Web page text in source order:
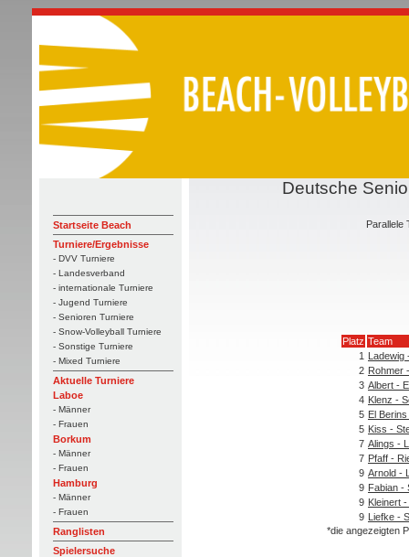
Startseite Beach
Turniere/Ergebnisse
- DVV Turniere
- Landesverband
- internationale Turniere
- Jugend Turniere
- Senioren Turniere
- Snow-Volleyball Turniere
- Sonstige Turniere
- Mixed Turniere
Aktuelle Turniere
Laboe
- Männer
- Frauen
Borkum
- Männer
- Frauen
Hamburg
- Männer
- Frauen
Ranglisten
Spielersuche
Deutsche
Parallele
Platz Team
1 Ladewig
2 Rohmer
3 Albert -
4 Klenz -
5 El
5 Kiss -
7 Alings -
7 Pfaff -
9 Arnold -
9 Fabian -
9 Kleinert
9 Liefke -
*die angezeigten